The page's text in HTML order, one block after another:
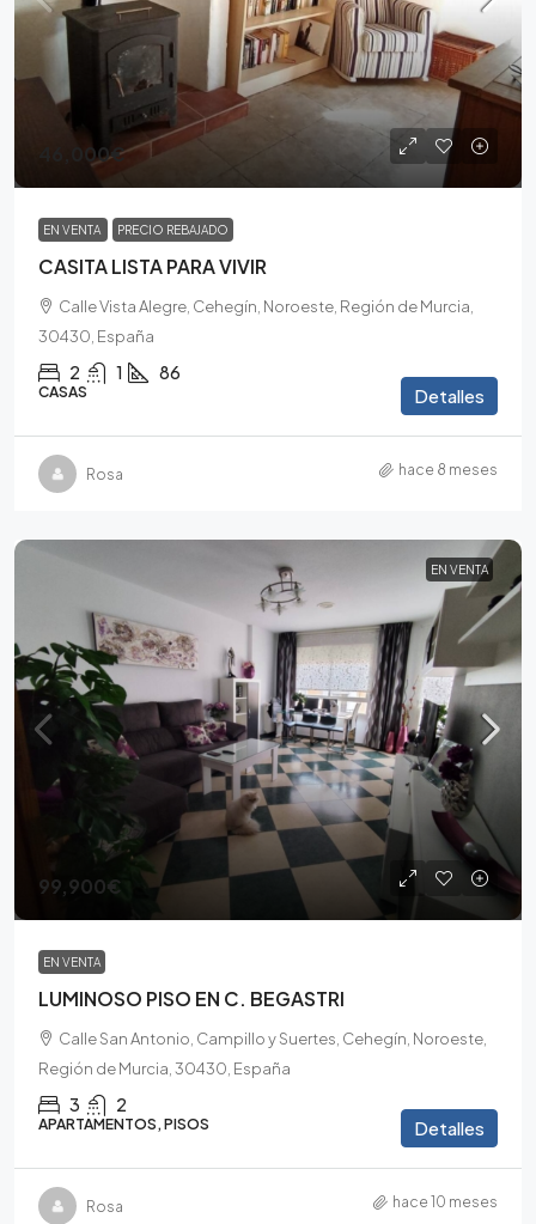
46,000€
EN VENTA PRECIO REBAJADO
CASITA LISTA PARA VIVIR
Calle Vista Alegre, Cehegín, Noroeste, Región de Murcia,
30430, España
2 1 86
CASAS Detalles
Rosa hace 8 meses
EN VENTA
99,900€
EN VENTA
LUMINOSO PISO EN C. BEGASTRI
Calle San Antonio, Campillo y Suertes, Cehegín, Noroeste,
Región de Murcia, 30430, España
3 2
APARTAMENTOS, PISOS Detalles
Rosa hace 10 meses